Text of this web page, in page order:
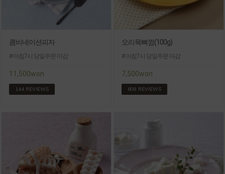
콤비네이션피자
# 아침7시 당일주문 마감
11,500won
144 REVIEWS
오리목뼈껌(100g)
# 아침7시 당일주문 마감
7,500won
608 REVIEWS